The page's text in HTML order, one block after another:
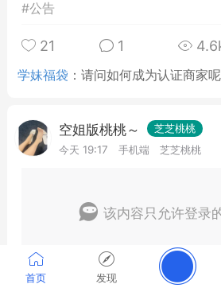
首页 发现
#公告
21 1
学妹福袋 ：请问如何成为认证商家呢
空姐版桃桃～
芝芝桃桃
今天 19:17
手机端 芝芝桃桃
该内容只允许登录